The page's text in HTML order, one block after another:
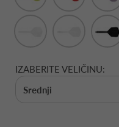
IZABERITE VELIČINU:
Srednji